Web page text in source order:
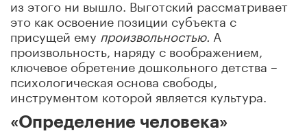
из этого ни вышло. Выготский рассматривает
это как освоение позиции субъекта с
присущей ему произвольностью. А
произвольность, наряду с воображением,
ключевое обретение дошкольного детства –
психологическая основа свободы,
инструментом которой является культура.
«Определение человека»